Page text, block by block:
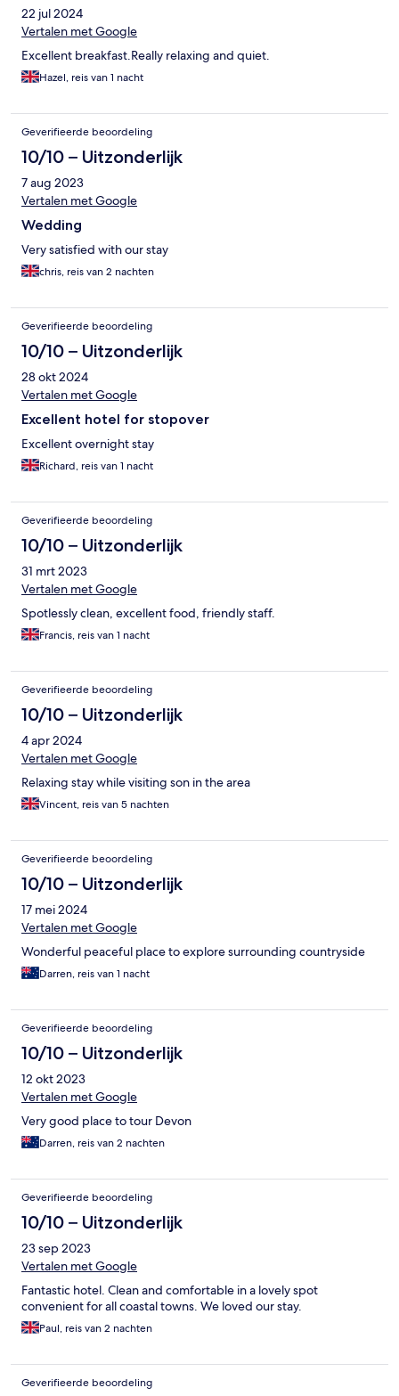
22 jul 2024
Vertalen met Google
Excellent breakfast.Really relaxing and quiet.
Hazel, reis van 1 nacht
Geverifieerde beoordeling
10/10 – Uitzonderlijk
7 aug 2023
Vertalen met Google
Wedding
Very satisfied with our stay
chris, reis van 2 nachten
Geverifieerde beoordeling
10/10 – Uitzonderlijk
28 okt 2024
Vertalen met Google
Excellent hotel for stopover
Excellent overnight stay
Richard, reis van 1 nacht
Geverifieerde beoordeling
10/10 – Uitzonderlijk
31 mrt 2023
Vertalen met Google
Spotlessly clean, excellent food, friendly staff.
Francis, reis van 1 nacht
Geverifieerde beoordeling
10/10 – Uitzonderlijk
4 apr 2024
Vertalen met Google
Relaxing stay while visiting son in the area
Vincent, reis van 5 nachten
Geverifieerde beoordeling
10/10 – Uitzonderlijk
17 mei 2024
Vertalen met Google
Wonderful peaceful place to explore surrounding countryside
Darren, reis van 1 nacht
Geverifieerde beoordeling
10/10 – Uitzonderlijk
12 okt 2023
Vertalen met Google
Very good place to tour Devon
Darren, reis van 2 nachten
Geverifieerde beoordeling
10/10 – Uitzonderlijk
23 sep 2023
Vertalen met Google
Fantastic hotel. Clean and comfortable in a lovely spot
convenient for all coastal towns. We loved our stay.
Paul, reis van 2 nachten
Geverifieerde beoordeling